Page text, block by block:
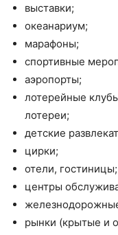
выставки;
океанариум;
марафоны;
спортивные
аэропорты;
лотерейные
лотереи;
детские
цирки;
отели, гостиницы;
центры
рынки (крытые и